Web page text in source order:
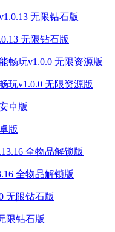
无限钻石版
玩v1.0.0 无限资源版
版
全物品解锁版
限钻石版